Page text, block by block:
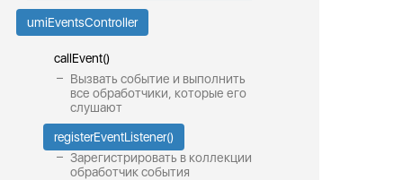
umiEventsController
callEvent()
Вызвать событие и выполнить
все обработчики, которые его
слушают
registerEventListener()
Зарегистрировать в коллекции
обработчик события